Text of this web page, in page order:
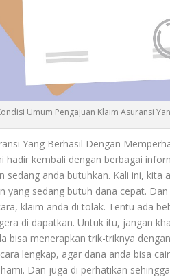
Umum Pengajuan Klaim Asuransi
Yang Berhasil Dengan
hadir kembali dengan berbagai
anda butuhkan. Kali ini, kita
yang sedang butuh dana cepat.
klaim anda di tolak. Tentu ada
di dapatkan. Untuk itu, jangan
bisa menerapkan trik-triknya
lengkap, agar dana anda bisa
Dan juga di perhatikan